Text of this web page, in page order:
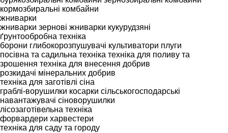
кормозбиральні комбайни
жниварки
жниварки зернові жниварки кукурудзяні
ґрунтообробна техніка
борони глибокорозпушувачі культиватори плуги
посівна та садильна техніка техніка для поливу та
зрошення техніка для внесення добрив
розкидачі мінеральних добрив
техніка для заготівлі сіна
граблі-ворушилки косарки сільськогосподарські
навантажувачі сіноворушилки
лісозаготівельна техніка
форвардери харвестери
техніка для саду та городу